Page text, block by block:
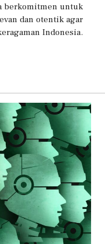
berkomitmen untuk
dan otentik agar
Indonesia.